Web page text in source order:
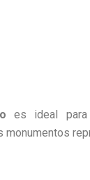
es ideal para